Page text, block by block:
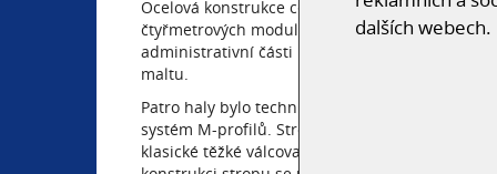
Ocelová konstrukce celé haly je složená z
čtyřmetrových modulech. Ocelová konstrukce
administrativní části haly. Ocelové sloupy se
maltu.
Patro haly bylo technicky vymyšleno velmi
systém M-profilů. Stropnice mají velkou
klasické těžké válcované profily. Průvlaky pro
dalších webech.